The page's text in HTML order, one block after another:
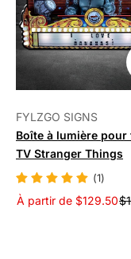
FYLZGO SIGNS
Boîte à lumière
TV Stranger Things
(1)
À partir de $129.50